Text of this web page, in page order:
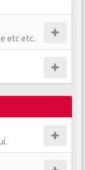
etc etc.